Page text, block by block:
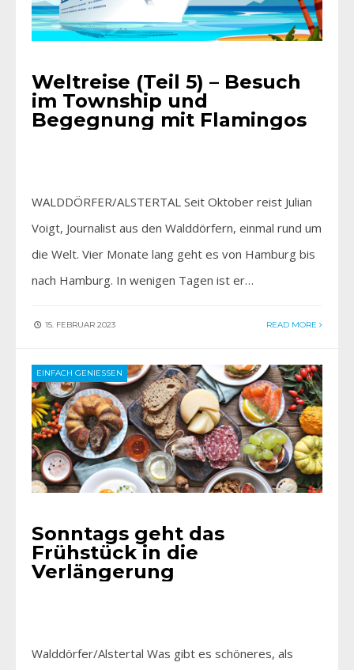
Weltreise (Teil 5) – Besuch
im Township und
Begegnung mit Flamingos
WALDDÖRFER/ALSTERTAL Seit Oktober reist Julian
Voigt, Journalist aus den Walddörfern, einmal rund um
die Welt. Vier Monate lang geht es von Hamburg bis
nach Hamburg. In wenigen Tagen ist er…
15. FEBRUAR 2023 READ MORE
EINFACH GENIESSEN
Sonntags geht das
Frühstück in die
Verlängerung
Walddörfer/Alstertal Was gibt es schöneres, als